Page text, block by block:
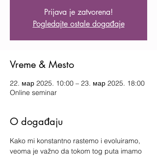
Prijava je zatvorena!
Pogledajte ostale događaje
Vreme & Mesto
22. мар 2025. 10:00 – 23. мар 2025. 18:00
Online seminar
O događaju
Kako mi konstantno rastemo i evoluiramo,
veoma je važno da tokom tog puta imamo